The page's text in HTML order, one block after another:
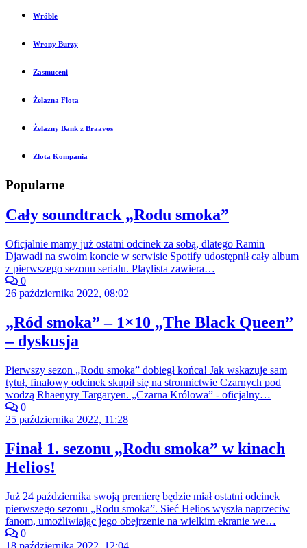
Wróble
Wrony Burzy
Zasmuceni
Żelazna Flota
Żelazny Bank z Braavos
Złota Kompania
Popularne
Cały soundtrack „Rodu smoka”
Oficjalnie mamy już ostatni odcinek za sobą, dlatego Ramin
Djawadi na swoim koncie w serwisie Spotify udostępnił cały album
z pierwszego sezonu serialu. Playlista zawiera…
0
26 października 2022, 08:02
„Ród smoka” – 1×10 „The Black Queen”
– dyskusja
Pierwszy sezon „Rodu smoka” dobiegł końca! Jak wskazuje sam
tytuł, finałowy odcinek skupił się na stronnictwie Czarnych pod
wodzą Rhaenyry Targaryen. „Czarna Królowa” - oficjalny…
0
25 października 2022, 11:28
Finał 1. sezonu „Rodu smoka” w kinach
Helios!
Już 24 października swoją premierę będzie miał ostatni odcinek
pierwszego sezonu „Rodu smoka”. Sieć Helios wyszła naprzeciw
fanom, umożliwiając jego obejrzenie na wielkim ekranie we…
0
18 października 2022, 12:04